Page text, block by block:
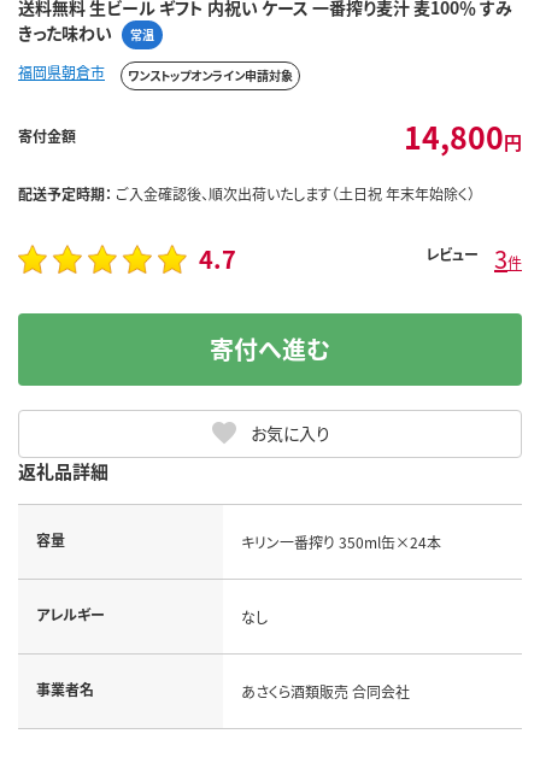
送料無料 生ビール ギフト 内祝い ケース 一番搾り麦汁 麦100％ すみ
きった味わい
常温
福岡県朝倉市 ワンストップオンライン申請対象
寄付金額 14,800円
配送予定時期： ご入金確認後、順次出荷いたします（土日祝 年末年始除く）
4.7 レビュー 3件
お気に入り
寄付へ進む
返礼品詳細
容量 キリン一番搾り 350ml缶×24本
アレルギー なし
事業者名 あさくら酒類販売 合同会社